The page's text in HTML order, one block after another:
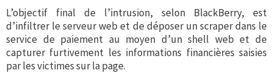
L’objectif final de l’intrusion, selon BlackBerry, est
d’infiltrer le serveur web et de déposer un scraper dans le
service de paiement au moyen d’un shell web et de
capturer furtivement les informations financières saisies
par les victimes sur la page.